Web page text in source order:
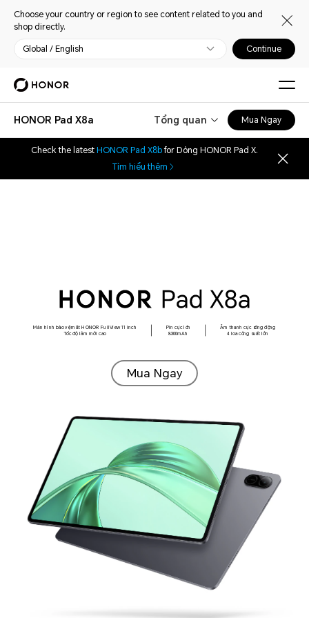
Choose your country or region to see content related to you and
shop directly.
Global / English Continue
HONOR Pad X8a Tổng quan Mua Ngay
Check the latest HONOR Pad X8bfor Dòng HONOR Pad X.
Tìm hiểu thêm
Màn hình bảo vệ mắt HONOR FullView 11 inch
Tốc độ làm mới cao
Pin cực lớn
8300mAh
Âm thanh cực sống động
4 loa công suất lớn
Mua Ngay